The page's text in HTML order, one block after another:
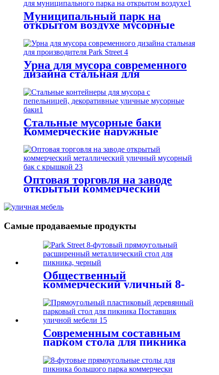
Муниципальный парк на
открытом воздухе мусорные
баки коммерчески внешние
мусорные баки
Урна для мусора современного
дизайна стальная для
производителя парк-стрит
Стальные мусорные баки
Коммерческие наружные
мусорные баки зеленого цвета
Оптовая торговля на заводе
открытый коммерческий
мусорный бак с крышкой
Самые продаваемые продукты
Общественный
коммерческий уличный 8-
футовый прямоугольный
расширенный
металлический стол для
пикника, черный
Современным составным
парком стола для пикника
повторно использованные
пластиковые скамейки для
пикника